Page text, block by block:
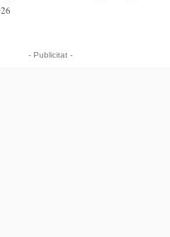
- Publicitat -